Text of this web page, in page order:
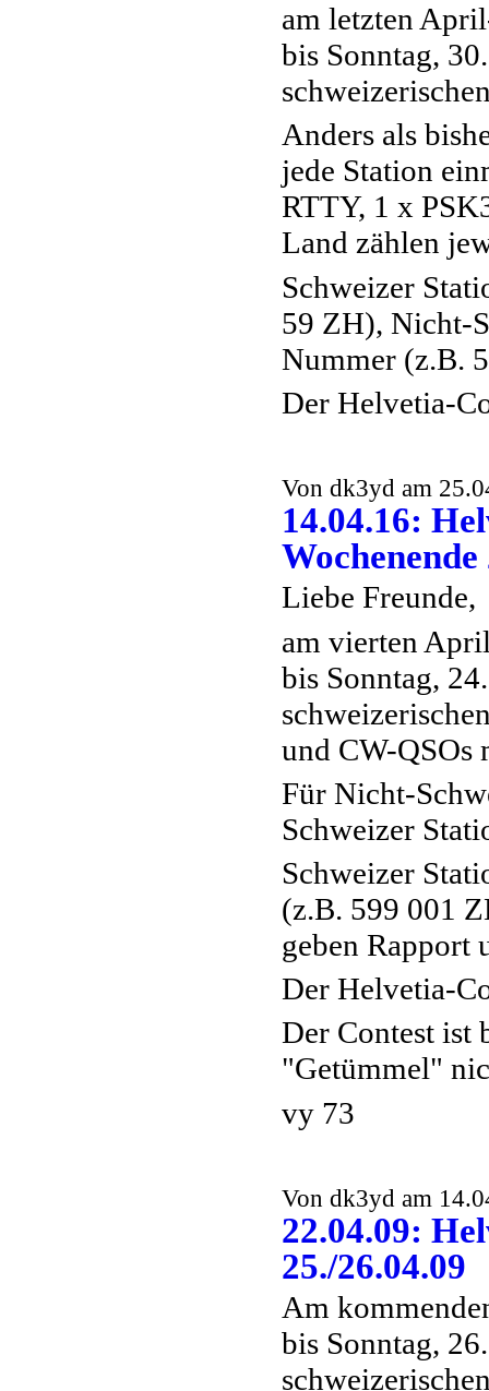
am letzten
bis Sonntag,
Anders als
jede Station
RTTY, 1 x
Land zählen
Schweizer
59 ZH), Nicht-
Nummer (z.B.
Der Helvetia-
Von dk3yd am
14.04.16:
Liebe Freunde,
am vierten
bis Sonntag,
und CW-QSOs
Für Nicht-
Schweizer
Schweizer
(z.B. 599 001
geben Rapport
Der Helvetia-
Der Contest ist
"Getümmel"
vy 73
Von dk3yd am
22.04.09:
25./26.04.09
Am
bis Sonntag,